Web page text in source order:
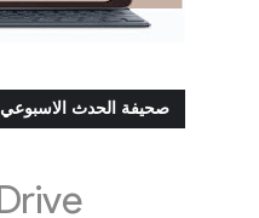
صحيفة الحدث الاسبوعي